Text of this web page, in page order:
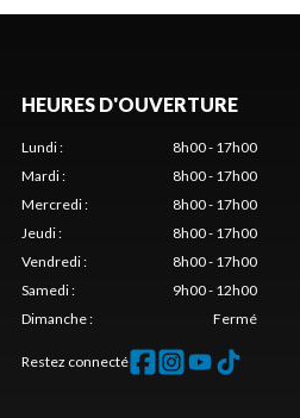
HEURES D'OUVERTURE
Lundi:
8h00 - 17h00
Mardi:
8h00 - 17h00
Mercredi:
8h00 - 17h00
Jeudi:
8h00 - 17h00
Vendredi:
8h00 - 17h00
Samedi:
9h00 - 12h00
Dimanche: Fermé
Restez connecté